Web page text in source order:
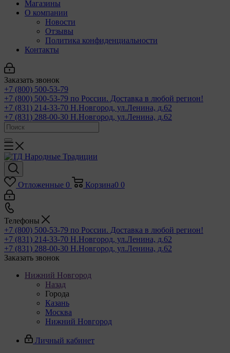
Магазины
О компании
Новости
Отзывы
Политика конфиденциальности
Контакты
Заказать звонок
+7 (800) 500-53-79
+7 (800) 500-53-79 по России. Доставка в любой регион!
+7 (831) 214-33-70 Н.Новгород, ул.Ленина, д.62
+7 (831) 288-00-30 Н.Новгород, ул.Ленина, д.62
Отложенные 0 Корзина0 0
Телефоны
+7 (800) 500-53-79 по России. Доставка в любой регион!
+7 (831) 214-33-70 Н.Новгород, ул.Ленина, д.62
+7 (831) 288-00-30 Н.Новгород, ул.Ленина, д.62
Заказать звонок
Нижний Новгород
Назад
Города
Казань
Москва
Нижний Новгород
Личный кабинет